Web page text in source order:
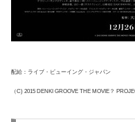
配給：ライブ・ビューイング・ジャパン
（C) 2015 DENKI GROOVE THE MOVIE？